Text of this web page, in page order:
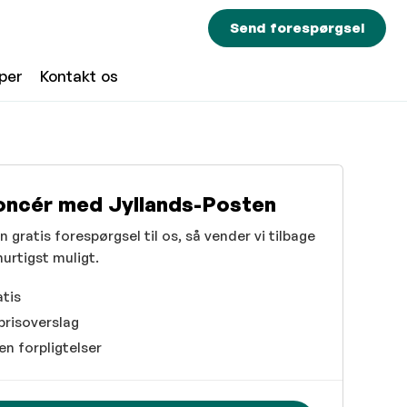
Send forespørgsel
Kontakt os
med Jyllands-Posten
gratis forespørgsel til os, så vender vi tilbage
muligt.
forpligtelser